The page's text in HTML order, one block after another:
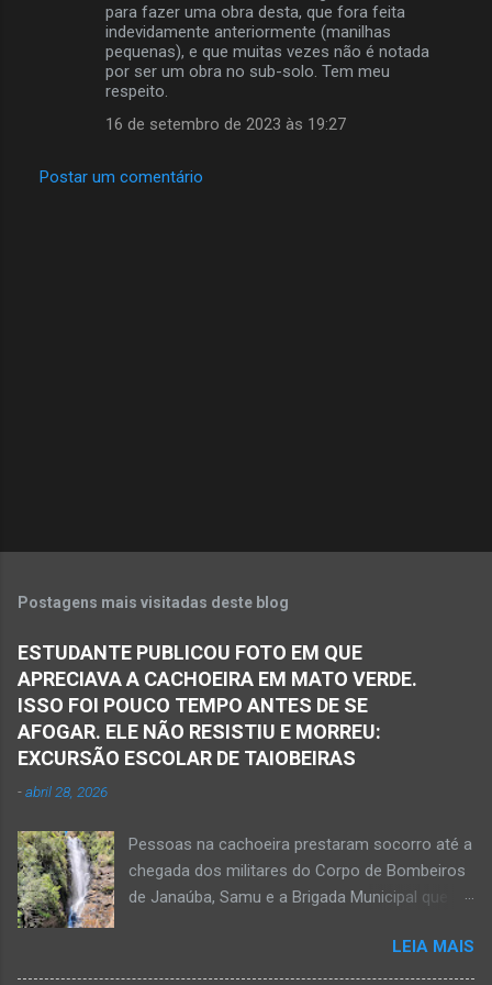
s
para fazer uma obra desta, que fora feita
indevidamente anteriormente (manilhas
pequenas), e que muitas vezes não é notada
por ser um obra no sub-solo. Tem meu
respeito.
16 de setembro de 2023 às 19:27
Postar um comentário
Postagens mais visitadas deste blog
ESTUDANTE PUBLICOU FOTO EM QUE
APRECIAVA A CACHOEIRA EM MATO VERDE.
ISSO FOI POUCO TEMPO ANTES DE SE
AFOGAR. ELE NÃO RESISTIU E MORREU:
EXCURSÃO ESCOLAR DE TAIOBEIRAS
-abril 28, 2026
Pessoas na cachoeira prestaram socorro até a
chegada dos militares do Corpo de Bombeiros
de Janaúba, Samu e a Brigada Municipal que
resistiu e foi a óbito Foto álbum pessoal Kauan
Pereira Alves publicou em sua rede social a
LEIA MAIS